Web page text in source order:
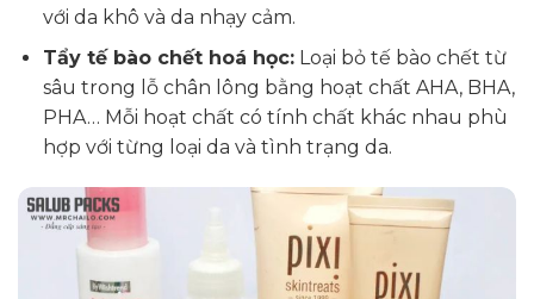
với da khô và da nhạy cảm.
Tẩy tế bào chết hoá học:Loại bỏ tế bào chết từ
sâu trong lỗ chân lông bằng hoạt chất AHA, BHA,
PHA… Mỗi hoạt chất có tính chất khác nhau phù
hợp với từng loại da và tình trạng da.